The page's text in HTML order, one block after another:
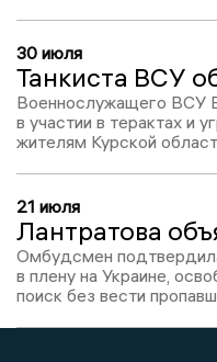
30 июля
Военнослужащего ВСУ
в участии в терактах и
жителям Курской
21 июля
Омбудсмен
в плену на Украине,
поиск без вести